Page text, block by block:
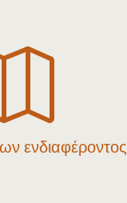
ενδιαφέροντος